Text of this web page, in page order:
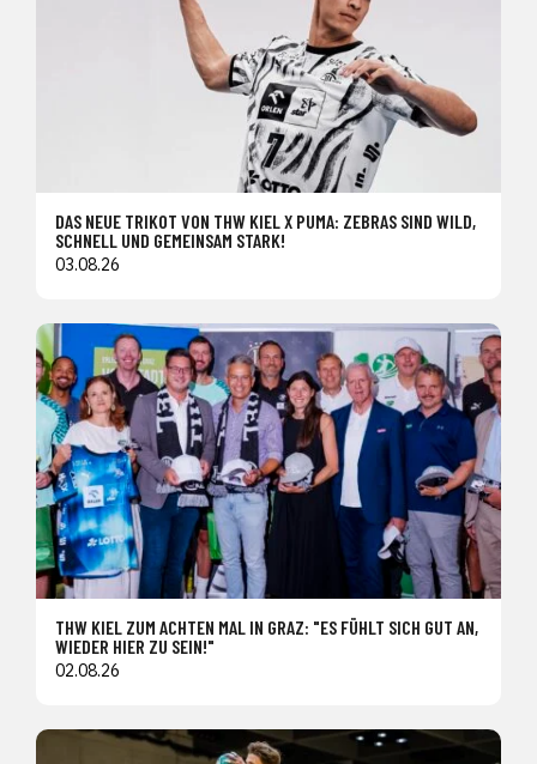
DAS NEUE TRIKOT VON THW KIEL X PUMA: ZEBRAS SIND WILD,
SCHNELL UND GEMEINSAM STARK!
03.08.26
THW KIEL ZUM ACHTEN MAL IN GRAZ: "ES FÜHLT SICH GUT AN,
WIEDER HIER ZU SEIN!"
02.08.26